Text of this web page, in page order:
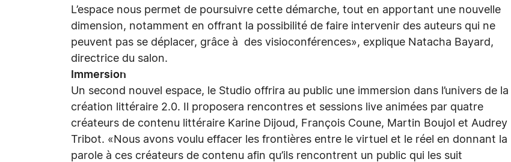
L’espace nous permet de poursuivre cette démarche, tout en apportant une nouvelle
dimension, notamment en offrant la possibilité de faire intervenir des auteurs qui ne
peuvent pas se déplacer, grâce à des visioconférences», explique Natacha Bayard,
directrice du salon.
Immersion
Un second nouvel espace, le Studio offrira au public une immersion dans l’univers de la
création littéraire 2.0. Il proposera rencontres et sessions live animées par quatre
créateurs de contenu littéraire Karine Dijoud, François Coune, Martin Boujol et Audrey
Tribot. «Nous avons voulu effacer les frontières entre le virtuel et le réel en donnant la
parole à ces créateurs de contenu afin qu’ils rencontrent un public qui les suit